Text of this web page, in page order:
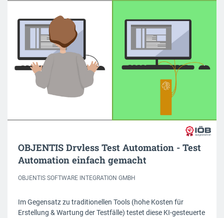
OBJENTIS Drvless Test Automation - Test
Automation einfach gemacht
OBJENTIS SOFTWARE INTEGRATION GMBH
Im Gegensatz zu traditionellen Tools (hohe Kosten für
Erstellung & Wartung der Testfälle) testet diese KI-gesteuerte